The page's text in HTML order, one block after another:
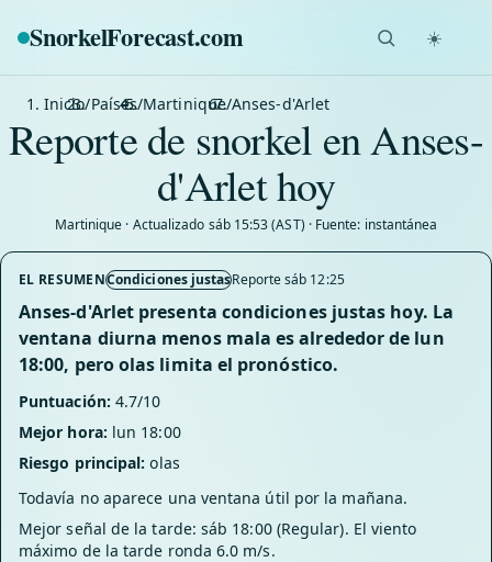
SnorkelForecast.com ☀️
Inicio/Países/Martinique/Anses-d'Arlet
Reporte de snorkel en Anses-
d'Arlet hoy
Martinique · Actualizado sáb 15:53 (AST) · Fuente: instantánea
EL RESUMENCondiciones justasReporte sáb 12:25
Anses-d'Arlet presenta condiciones justas hoy. La
ventana diurna menos mala es alrededor de lun
18:00, pero olas limita el pronóstico.
Puntuación: 4.7/10
Mejor hora: lun 18:00
Riesgo principal: olas
Todavía no aparece una ventana útil por la mañana.
Mejor señal de la tarde: sáb 18:00 (Regular). El viento
máximo de la tarde ronda 6.0 m/s.